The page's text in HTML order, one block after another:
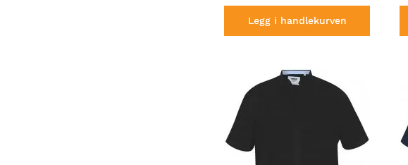
Legg i handlekurven